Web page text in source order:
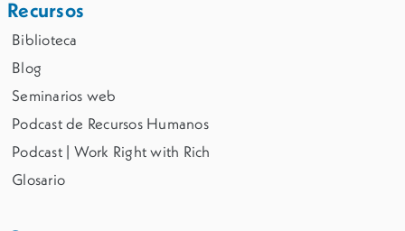
Recursos
Biblioteca
Blog
Seminarios web
Podcast de Recursos Humanos
Podcast | Work Right with Rich
Glosario